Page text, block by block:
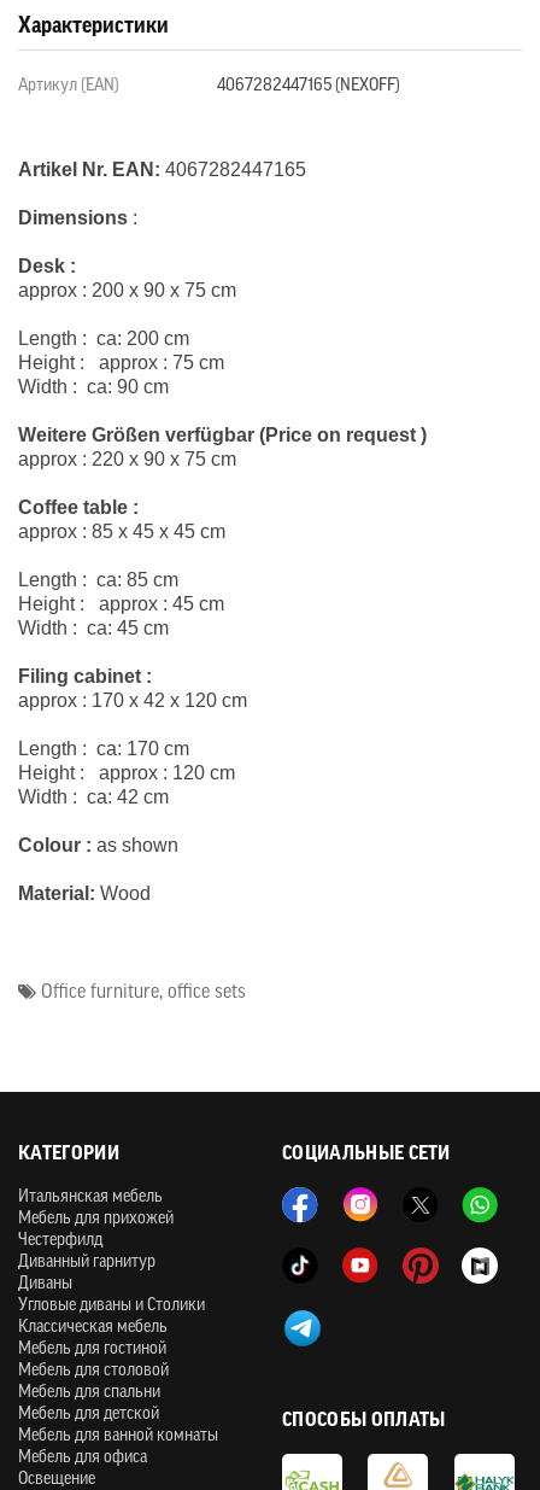
Характеристики
Артикул (EAN) 4067282447165 (NEXOFF)
Artikel Nr. EAN: 4067282447165
Dimensions :
Desk :
approx : 200 x 90 x 75 cm
Length : ca: 200 cm
Height : approx : 75 cm
Width : ca: 90 cm
Weitere Größen verfügbar (Price on request )
approx : 220 x 90 x 75 cm
Coffee table :
approx : 85 x 45 x 45 cm
Length : ca: 85 cm
Height : approx : 45 cm
Width : ca: 45 cm
Filing cabinet :
approx : 170 x 42 x 120 cm
Length : ca: 170 cm
Height : approx : 120 cm
Width : ca: 42 cm
Colour : as shown
Material: Wood
Office furniture, office sets
СОЦИАЛЬНЫЕ СЕТИ
КАТЕГОРИИ
Итальянская мебель
Мебель для прихожей
Честерфилд
Диванный гарнитур
Диваны
Угловые диваны и Столики
Классическая мебель
Мебель для гостиной
Мебель для столовой
Мебель для спальни
Мебель для детской
Мебель для ванной комнаты
Мебель для офиса
Освещение
СПОСОБЫ ОПЛАТЫ